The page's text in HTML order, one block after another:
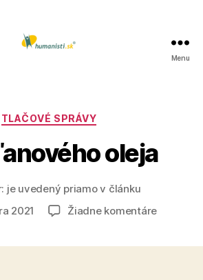
Menu
Kategórie
TLAČOVÉ SPRÁVY
oleja
je uvedený priamo v článku
2021 Žiadne komentárena